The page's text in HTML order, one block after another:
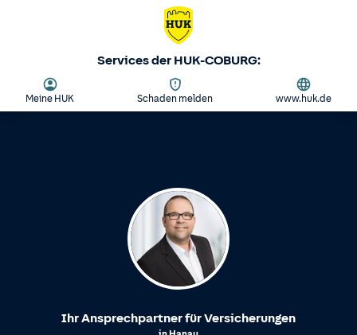
Services der HUK-COBURG:
Meine HUK Schaden melden www.huk.de
Ihr Ansprechpartner für Versicherungen